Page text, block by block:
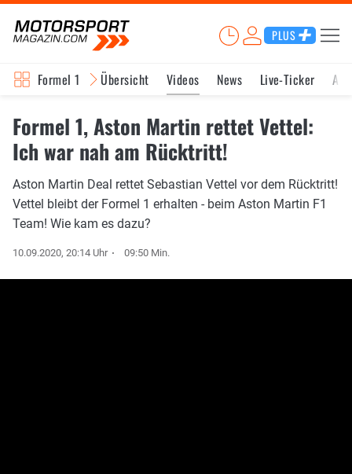
PLUS
Formel 1 Übersicht Videos News Live-Ticker
Formel 1, Aston Martin rettet Vettel:
Ich war nah am Rücktritt!
Aston Martin Deal rettet Sebastian Vettel vor dem Rücktritt!
Vettel bleibt der Formel 1 erhalten - beim Aston Martin F1
Team! Wie kam es dazu?
10.09.2020, 20:14 Uhr 09:50 Min.